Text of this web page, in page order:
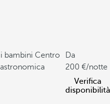
bambini Centro
Da
200
/notte
Verifica
disponibilità